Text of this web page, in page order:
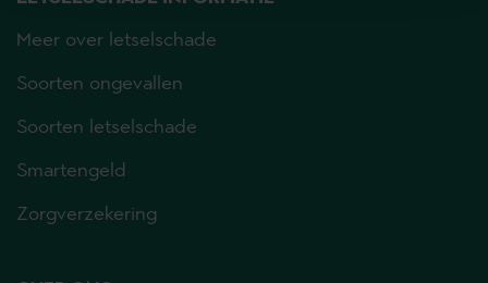
Meer over letselschade
Soorten ongevallen
Soorten letselschade
Smartengeld
Zorgverzekering